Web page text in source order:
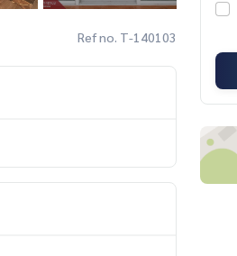
Ref no. T-140103